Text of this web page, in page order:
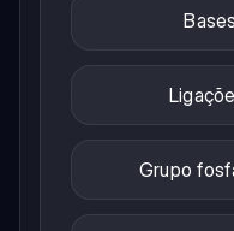
Grupo